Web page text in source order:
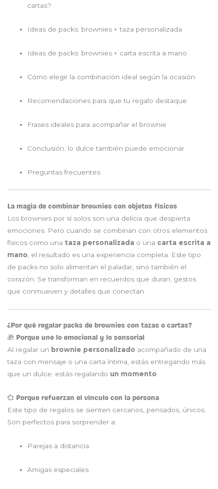
cartas?
Ideas de packs: brownies + taza personalizada
Ideas de packs: brownies + carta escrita a mano
Cómo elegir la combinación ideal según la ocasión
Recomendaciones para que tu regalo destaque
Frases ideales para acompañar el brownie
Conclusión: lo dulce también puede emocionar
Preguntas frecuentes
La magia de combinar brownies con objetos físicos
Los brownies por sí solos son una delicia que despierta
emociones. Pero cuando se combinan con otros elementos
físicos como una taza personalizada o una carta escrita a
mano , el resultado es una experiencia completa. Este tipo
de packs no solo alimentan el paladar, sino también el
corazón. Se transforman en recuerdos que duran, gestos
que conmueven y detalles que conectan.
¿Por qué regalar packs de brownies con tazas o cartas?
🎁 Porque une lo emocional y lo sensorial
Al regalar un brownie personalizado acompañado de una
taza con mensaje o una carta íntima, estás entregando más
que un dulce: estás regalando un momento.
💞 Porque refuerzan el vínculo con la persona
Este tipo de regalos se sienten cercanos, pensados, únicos.
Son perfectos para sorprender a:
Parejas a distancia
Amigas especiales